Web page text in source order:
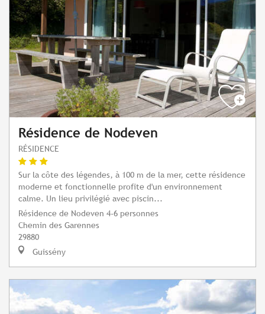
Résidence de Nodeven
RÉSIDENCE
Sur la côte des légendes, à 100 m de la mer, cette résidence
moderne et fonctionnelle profite d'un environnement
calme. Un lieu privilégié avec piscin...
Résidence de Nodeven 4-6 personnes
Chemin des Garennes
29880
Guissény